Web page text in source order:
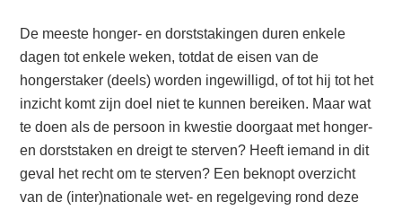
De meeste honger- en dorststakingen duren enkele
dagen tot enkele weken, totdat de eisen van de
hongerstaker (deels) worden ingewilligd, of tot hij tot het
inzicht komt zijn doel niet te kunnen bereiken. Maar wat
te doen als de persoon in kwestie doorgaat met honger-
en dorststaken en dreigt te sterven? Heeft iemand in dit
geval het recht om te sterven? Een beknopt overzicht
van de (inter)nationale wet- en regelgeving rond deze